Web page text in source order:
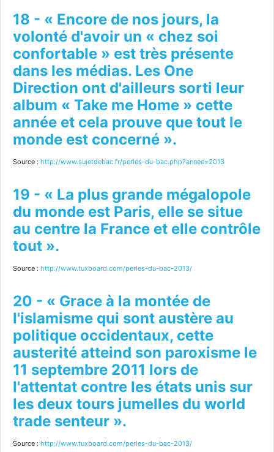
18 - « Encore de nos jours, la
volonté d'avoir un « chez soi
confortable » est très présente
dans les médias. Les One
Direction ont d'ailleurs sorti leur
album « Take me Home » cette
année et cela prouve que tout le
monde est concerné ».
Source : http://www.sujetdebac.fr/perles-du-bac.php?annee=2013
19 - « La plus grande mégalopole
du monde est Paris, elle se situe
au centre la France et elle contrôle
tout ».
Source : http://www.tuxboard.com/perles-du-bac-2013/
20 - « Grace à la montée de
l'islamisme qui sont austère au
politique occidentaux, cette
austerité atteind son paroxisme le
11 septembre 2011 lors de
l'attentat contre les états unis sur
les deux tours jumelles du world
trade senteur ».
Source : http://www.tuxboard.com/perles-du-bac-2013/